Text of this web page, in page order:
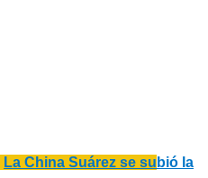
La China Suárez se su bió la